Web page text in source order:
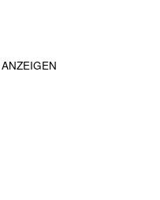
ANZEIGEN